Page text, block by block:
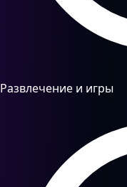
Развлечение и игры